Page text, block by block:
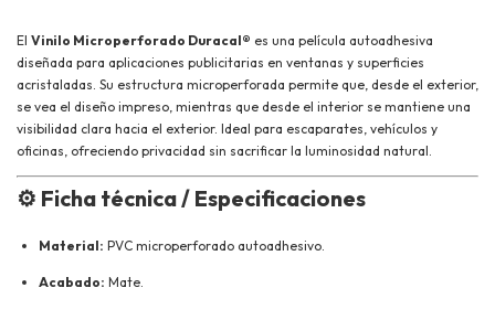
El Vinilo Microperforado Duracal® es una película autoadhesiva
diseñada para aplicaciones publicitarias en ventanas y superficies
acristaladas. Su estructura microperforada permite que, desde el exterior,
se vea el diseño impreso, mientras que desde el interior se mantiene una
visibilidad clara hacia el exterior. Ideal para escaparates, vehículos y
oficinas, ofreciendo privacidad sin sacrificar la luminosidad natural.
⚙️ Ficha técnica / Especificaciones
Material: PVC microperforado autoadhesivo.
Acabado: Mate.